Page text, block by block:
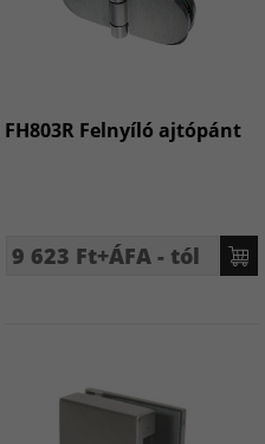
FH803R Felnyíló ajtópánt
9 623 Ft+ÁFA - tól